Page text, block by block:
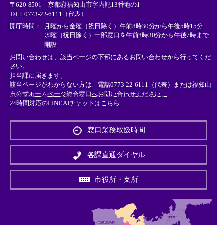
ン
ク
＞
ン
ク
＞
ン
ク
＞
〒620-8501 京都府福知山市字内記13番地の1
Tel：0773-22-6111（代表）
開庁時間：
月曜から金曜（祝日除く）午前8時30分から午後5時15分
水曜（祝日除く）一部窓口を午前8時30分から午後7時まで
開設
お問い合わせは、該当ページの下部にあるお問い合わせから行ってくだ
さい。
担当課に届きます。
該当ページがわからない方は、電話0773-22-6111（代表）または福知山
市公式ホームページ総合窓口へお問い合わせください。
24時間対応のLINE AIチャットはこちら
外
リ
ン
＞
窓口業務取扱時間
各課直通ダイヤル
市役所・支所